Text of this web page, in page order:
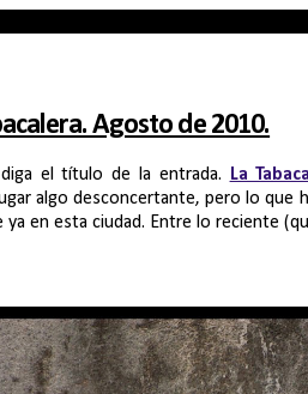
Agosto de 2010.
el título de la entrada. La
algo desconcertante, pero lo que
en esta ciudad. Entre lo reciente